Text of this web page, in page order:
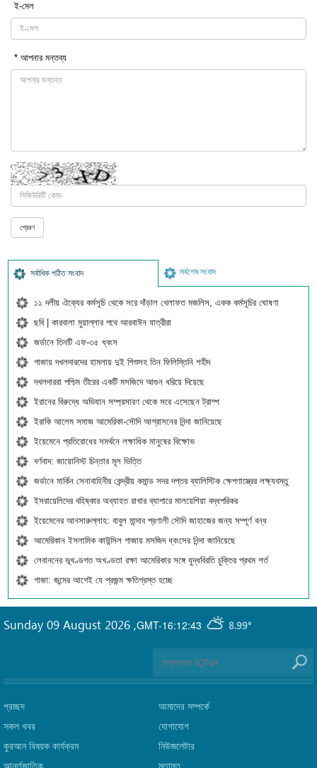
ই-মেল
* আপনার মন্তব্য
সর্বাধিক পঠিত সংবাদ সর্বশেষ সংবাদ
১১ দলীয় ঐক্যের কর্মসূচি থেকে সরে দাঁড়াল খেলাফত মজলিস, একক কর্মসূচির ঘোষণা
ছবি | কারবালা মুয়াল্লার পথে আরবাঈন যাত্রীরা
জর্ডানে তিনটি এফ-৩৫ ধ্বংস
গাজায় দখলদারদের হামলায় দুই শিশুসহ তিন ফিলিস্তিনি শহীদ
দখলদাররা পশ্চিম তীরের একটি মসজিদে আগুন ধরিয়ে দিয়েছে
ইরানের বিরুদ্ধে অভিযান সম্প্রসারণ থেকে সরে এসেছেন ট্রাম্প
ইরাকি আলেম সমাজ আমেরিকা-সৌদি আগ্রাসনের নিন্দা জানিয়েছে
ইয়েমেনে প্রতিরোধের সমর্থনে লক্ষাধিক মানুষের বিক্ষোভ
বর্ণবাদ: জায়োনিস্ট চিন্তার মূল ভিত্তি
জর্ডানে মার্কিন সেনাবাহিনীর কেন্দ্রীয় কমান্ড সদর দপ্তর ব্যালিস্টিক ক্ষেপণাস্ত্রের লক্ষ্যবস্তু
ইসরায়েলিদের বহিষ্কার অব্যাহত রাখার ব্যাপারে মালয়েশিয়া বদ্ধপরিকর
ইয়েমেনের আনসারুল্লাহ: বাবুল মান্দাব প্রণালী সৌদি জাহাজের জন্য সম্পূর্ণ বন্ধ
আমেরিকান ইসলামিক কাউন্সিল গাজায় মসজিদ ধ্বংসের নিন্দা জানিয়েছে
লেবাননের ভূখণ্ডগত অখণ্ডতা রক্ষা আমেরিকার সঙ্গে যুদ্ধবিরতি চুক্তির প্রথম শর্ত
গাজা: জন্মের আগেই যে প্রজন্ম ক্ষতিগ্রস্ত হচ্ছে
GMT-16:12:43 8.99°
Sunday 09 August 2026 ,
প্রচ্ছদ
সকল খবর
কুরআন বিষয়ক কার্যক্রম
আমাদের সম্পর্কে
যোগাযোগ
নিউজলেটার